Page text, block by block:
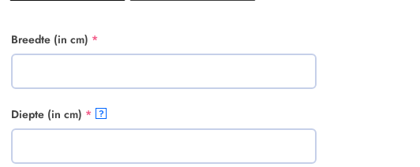
Breedte (in cm) *
Diepte (in cm) * ?